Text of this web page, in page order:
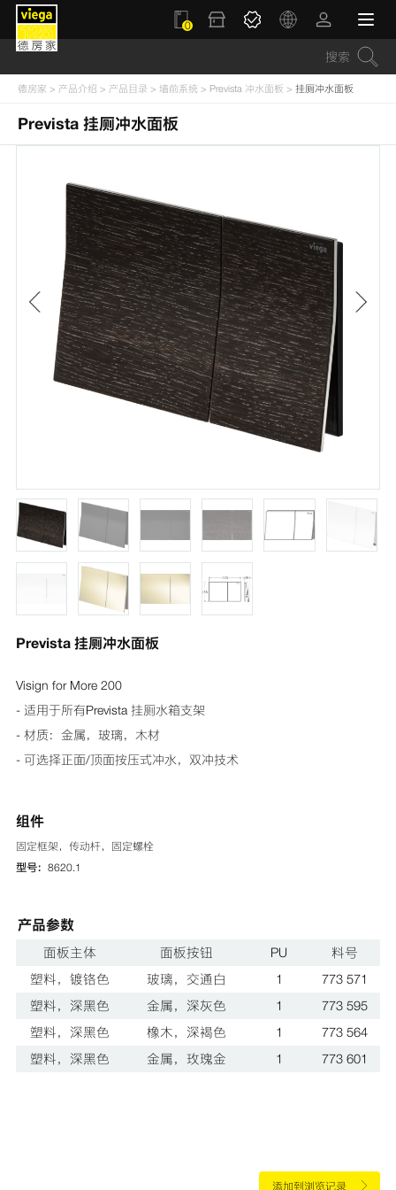
0
德房家 > 产品介绍 > 产品目录 >墙前系统 > Prevista 冲水面板 >挂厕冲水面板
Prevista 挂厕冲水面板
Prevista 挂厕冲水面板
Visign for More 200
- 适用于所有Prevista 挂厕水箱支架
- 材质：金属，玻璃，木材
- 可选择正面/顶面按压式冲水，双冲技术
组件
固定框架，传动杆，固定螺栓
型号： 8620.1
产品参数
面板主体 面板按钮 PU
料号
塑料，镀铬色
玻璃，交通白 1
773 571
塑料，深黑色
金属，深灰色 1
773 595
塑料，深黑色
橡木，深褐色 1
773 564
塑料，深黑色
金属，玫瑰金 1 773 601
添加到浏览记录